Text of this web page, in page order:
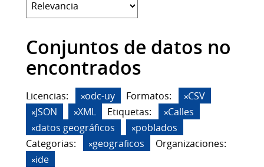
Conjuntos de datos no
encontrados
Licencias: odc-uy Formatos:
CSV
JSON
XML Etiquetas:
Calles
datos geográficos
poblados
Categorias:
geograficos
Organizaciones:
ide